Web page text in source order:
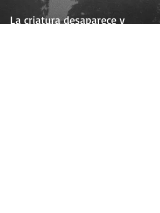
La criatura desaparece y